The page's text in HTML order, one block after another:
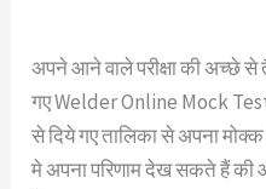
अपने आने वाले परीक्षा की अच्छे
गए Welder Online Mock
से दिये गए तालिका से अपना
मे अपना परिणाम देख सकते हैं की